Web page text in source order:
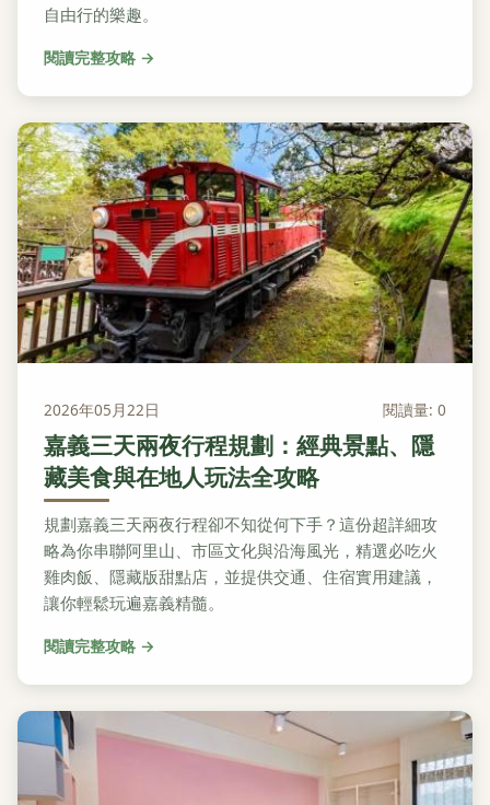
自由行的樂趣。
閱讀完整攻略 →
2026年05月22日 閱讀量: 0
嘉義三天兩夜行程規劃：經典景點、隱
藏美食與在地人玩法全攻略
規劃嘉義三天兩夜行程卻不知從何下手？這份超詳細攻
略為你串聯阿里山、市區文化與沿海風光，精選必吃火
雞肉飯、隱藏版甜點店，並提供交通、住宿實用建議，
讓你輕鬆玩遍嘉義精髓。
閱讀完整攻略 →